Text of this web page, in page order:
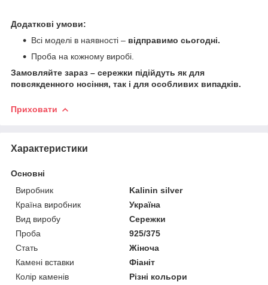
Додаткові умови:
Всі моделі в наявності – відправимо сьогодні.
Проба на кожному виробі.
Замовляйте зараз – сережки підійдуть як для
повсякденного носіння, так і для особливих випадків.
Приховати
Характеристики
Основні
Виробник
Kalinin silver
Країна виробник
Україна
Вид виробу
Сережки
Проба
925/375
Стать
Жіноча
Камені вставки
Фіаніт
Колір каменів
Різні кольори